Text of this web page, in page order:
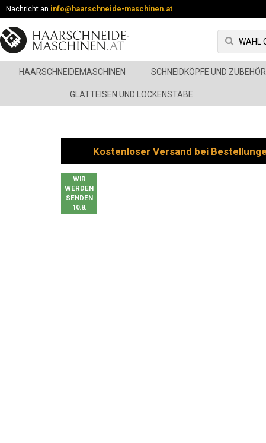
Nachricht an info@haarschneide-maschinen.at
HAARSCHNEIDEMASCHINEN SCHNEIDKÖPFE UND ZUBEHÖR
GLÄTTEISEN UND LOCKENSTÄBE
Kostenloser Versand bei
WIR
WERDEN
SENDEN
10.8.